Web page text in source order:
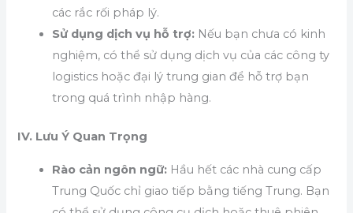
các rắc rối pháp lý.
Sử dụng dịch vụ hỗ trợ: Nếu bạn chưa có kinh
nghiệm, có thể sử dụng dịch vụ của các công ty
logistics hoặc đại lý trung gian để hỗ trợ bạn
trong quá trình nhập hàng.
IV. Lưu Ý Quan Trọng
Rào cản ngôn ngữ: Hầu hết các nhà cung cấp
Trung Quốc chỉ giao tiếp bằng tiếng Trung. Bạn